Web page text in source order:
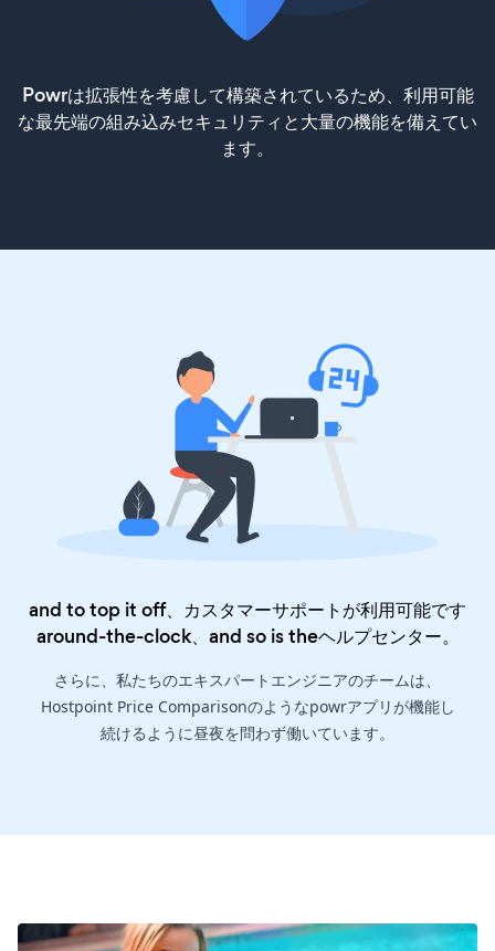
Powrは拡張性を考慮して構築されているため、利用可能
な最先端の組み込みセキュリティと大量の機能を備えてい
ます。
and to top it off、カスタマーサポートが利用可能です
around-the-clock、and so is theヘルプセンター。
さらに、私たちのエキスパートエンジニアのチームは、
Hostpoint Price Comparisonのようなpowrアプリが機能し
続けるように昼夜を問わず働いています。